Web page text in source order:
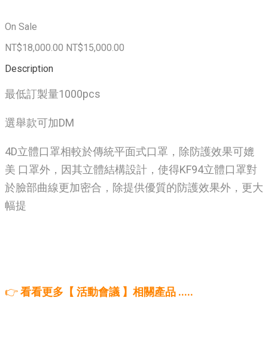
On Sale
NT$18,000.00 NT$15,000.00
Description
最低訂製量1000pcs
選舉款可加DM
4D立體口罩相較於傳統平面式口罩，除防護效果可媲
美 口罩外，因其立體結構設計，使得KF94立體口罩對
於臉部曲線更加密合，除提供優質的防護效果外，更大
幅提
👉看看更多【 活動會議 】相關產品 .....